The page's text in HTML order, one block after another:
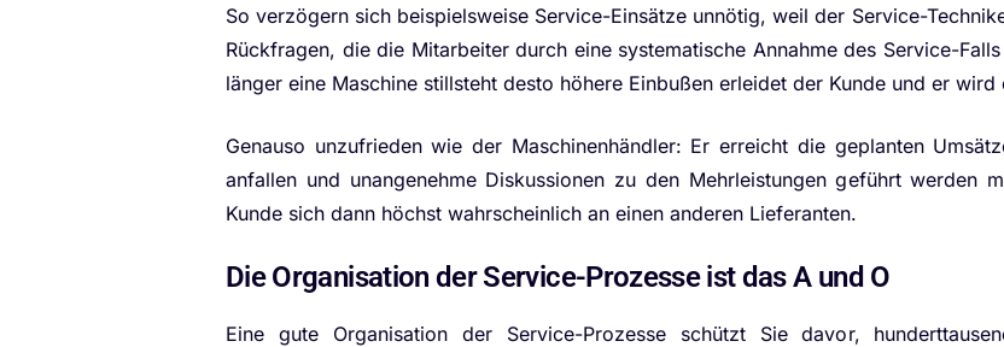
So verzögern sich beispielsweise Service-Einsätze unnötig, weil der Service-
Rückfragen, die die Mitarbeiter durch eine systematische Annahme des Service-
länger eine Maschine stillsteht desto höhere Einbußen erleidet der Kunde und er
Genauso unzufrieden wie der Maschinenhändler: Er erreicht die geplanten
anfallen und unangenehme Diskussionen zu den Mehrleistungen geführt werden
Kunde sich dann höchst wahrscheinlich an einen anderen Lieferanten.
Die Organisation der Service-Prozesse ist das A und O
Eine gute Organisation der Service-Prozesse schützt Sie davor,